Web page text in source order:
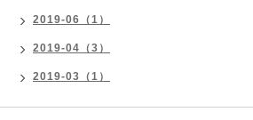
2019-06（1）
2019-04（3）
2019-03（1）